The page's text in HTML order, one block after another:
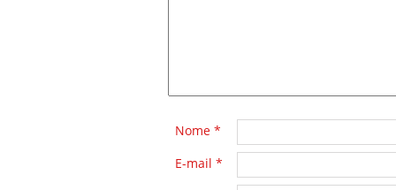
Nome *
E-mail *